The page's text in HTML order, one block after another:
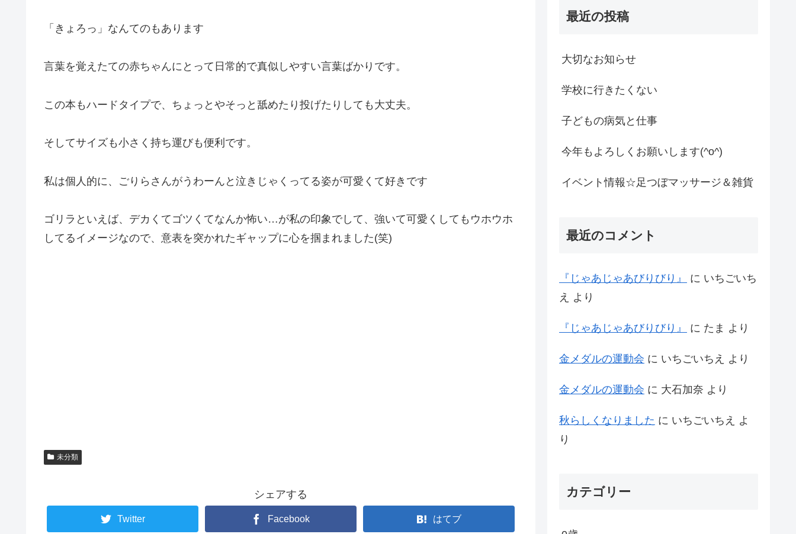
「きょろっ」なんてのもあります
言葉を覚えたての赤ちゃんにとって日常的で真似しやすい言葉ばかりです。
この本もハードタイプで、ちょっとやそっと舐めたり投げたりしても大丈夫。
そしてサイズも小さく持ち運びも便利です。
私は個人的に、ごりらさんがうわーんと泣きじゃくってる姿が可愛くて好きです
ゴリラといえば、デカくてゴツくてなんか怖い…が私の印象でして、強いて可愛くしてもウホウホ
してるイメージなので、意表を突かれたギャップに心を掴まれました(笑)
未分類
シェアする
Twitter Facebook はてブ
最近の投稿
大切なお知らせ
学校に行きたくない
子どもの病気と仕事
今年もよろしくお願いします(^o^)
イベント情報☆足つぼマッサージ＆雑貨
最近のコメント
『じゃあじゃあびりびり』 に いちごいち
え
より
『じゃあじゃあびりびり』 に たま より
金メダルの運動会 に いちごいちえ より
金メダルの運動会 に 大石加奈 より
秋らしくなりました に いちごいちえ
よ
り
カテゴリー